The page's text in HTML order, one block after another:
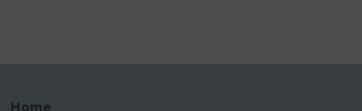
Home